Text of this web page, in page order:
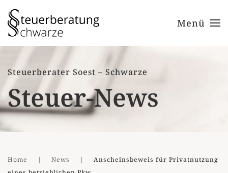
Zum Hauptinhalt springen Menü
Steuerberater Soest – Schwarze
Steuer-News
Home News
Anscheinsbeweis für Privatnutzung